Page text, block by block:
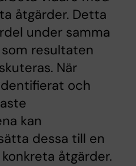
åtgärder. Detta
under samma
resultaten
När
och
kan
dessa till en
åtgärder.